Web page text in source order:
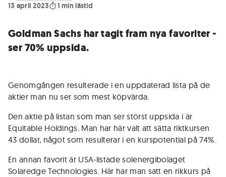
13 april 2023
1 min lästid
Goldman Sachs har tagit fram nya favoriter -
ser 70% uppsida.
Genomgången resulterade i en uppdaterad lista på de
aktier man nu ser som mest köpvärda.
Den aktie på listan som man ser störst uppsida i är
Equitable Holdings. Man har här valt att sätta riktkursen
43 dollar, något som resulterar i en kurspotential på 74%.
En annan favorit är USA-listade solenergibolaget
Solaredge Technologies. Här har man satt en rikkurs på